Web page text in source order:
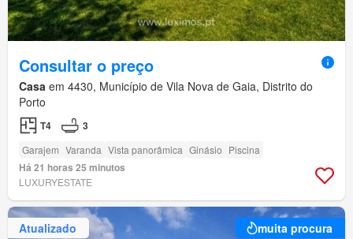
Consultar o preço
Casa em 4430, Município de Vila Nova de Gaia, Distrito do
Porto
T4 3
Garajem Varanda Vista panorâmica Ginásio Piscina
Há 21 horas 25 minutos
LUXURYESTATE
Atualizado muita procura